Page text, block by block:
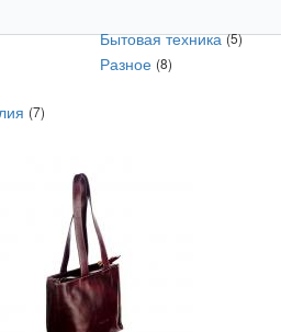
Бытовая техника(5)
Разное (8)
(7)